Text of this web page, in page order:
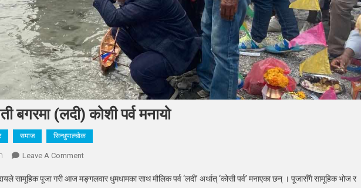
बगरमा (लदी) कोशी पर्व मनायो
समाज सिन्धुपाल्चोक
Leave A CommentOn
समुदायले
सामूहिक पूजा गरी आज मङ्गलवार धुमधामका साथ मौलिक पर्व ‘लदी’ अर्थात् ‘कोसी पर्व’ मनाएका छन् । पूजासँगै सामूहिक भोज र